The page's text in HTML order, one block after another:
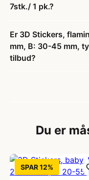
7stk./ 1 pk.?
Er 3D Stickers,
mm, B: 30-45 mm,
tilbud?
Du er
SPAR 12%